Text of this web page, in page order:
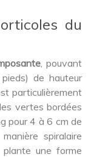
du
, pouvant
de hauteur
particulièrement
vertes bordées
pour 4 à 6 cm de
spiralaire
une forme